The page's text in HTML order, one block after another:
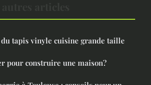
du tapis vinyle cuisine grande taille
pour construire une maison?